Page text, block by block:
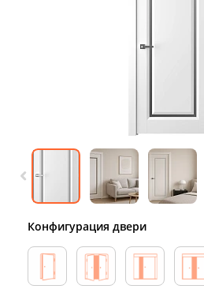
Конфигурация двери